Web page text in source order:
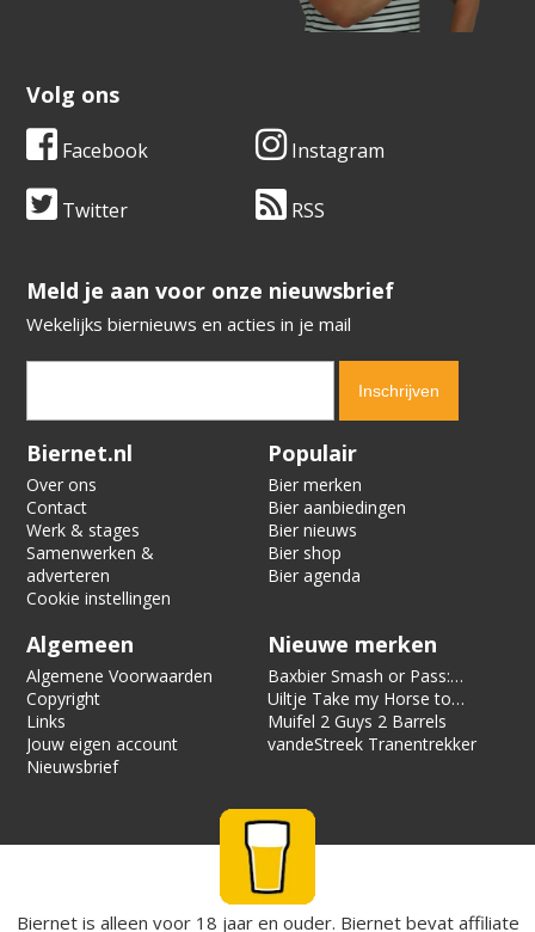
Volg ons
Facebook Instagram
Twitter RSS
​​​​​​​Meld je aan voor onze nieuwsbrief
Wekelijks biernieuws en acties in je mail
Verification code:
Biernet.nl
Over ons
Contact
Werk & stages
Samenwerken &
adverteren
Cookie instellingen
Populair
Bier merken
Bier aanbiedingen
Bier nieuws
Bier shop
Bier agenda
Algemeen
Algemene Voorwaarden
Copyright
Links
Jouw eigen account
Nieuwsbrief
Nieuwe merken
Baxbier Smash or Pass:
Strata
Uiltje Take my Horse to
the Hotel Room
Muifel 2 Guys 2 Barrels
vandeStreek Tranentrekker
Biernet is alleen voor 18 jaar en ouder. Biernet bevat affiliate